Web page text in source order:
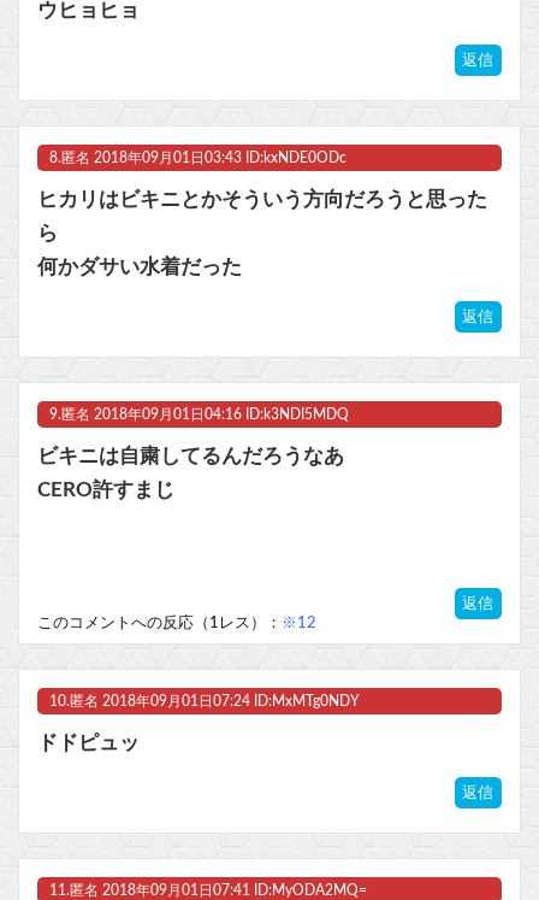
ウヒョヒョ
返信
8. 匿名 2018年09月01日03:43 ID:kxNDE0ODc
ヒカリはビキニとかそういう方向だろうと思った
ら
何かダサい水着だった
返信
9. 匿名 2018年09月01日04:16 ID:k3NDI5MDQ
ビキニは自粛してるんだろうなあ
CERO許すまじ
返信
このコメントへの反応（1レス）： ※12
10. 匿名 2018年09月01日07:24 ID:MxMTg0NDY
ドドピュッ
返信
11. 匿名 2018年09月01日07:41 ID:MyODA2MQ=